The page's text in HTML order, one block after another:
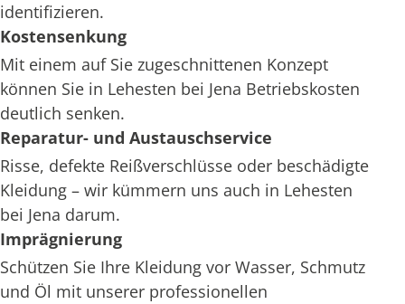
identifizieren.
Kostensenkung
Mit einem auf Sie zugeschnittenen Konzept
können Sie in Lehesten bei Jena Betriebskosten
deutlich senken.
Reparatur- und Austauschservice
Risse, defekte Reißverschlüsse oder beschädigte
Kleidung – wir kümmern uns auch in Lehesten
bei Jena darum.
Imprägnierung
Schützen Sie Ihre Kleidung vor Wasser, Schmutz
und Öl mit unserer professionellen